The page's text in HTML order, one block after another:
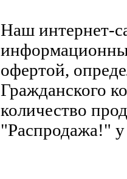
Наш интернет-
офертой,
Гражданского
количество
"Распродажа!"